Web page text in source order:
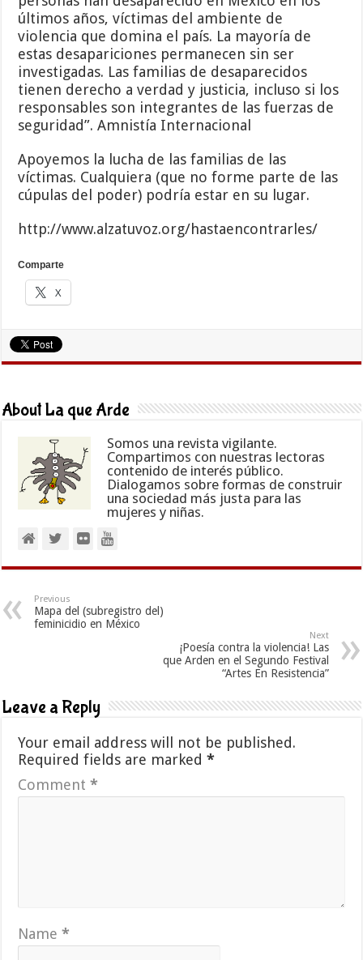
últimos años, víctimas del ambiente de
violencia que domina el país. La mayoría de
estas desapariciones permanecen sin ser
investigadas. Las familias de desaparecidos
tienen derecho a verdad y justicia, incluso si los
responsables son integrantes de las fuerzas de
seguridad”. Amnistía Internacional
Apoyemos la lucha de las familias de las
víctimas. Cualquiera (que no forme parte de las
cúpulas del poder) podría estar en su lugar.
http://www.alzatuvoz.org/hastaencontrarles/
Comparte
X
About La que Arde
Somos una revista vigilante.
Compartimos con nuestras lectoras
contenido de interés público.
Dialogamos sobre formas de construir
una sociedad más justa para las
mujeres y niñas.
Previous
Mapa del (subregistro del)
feminicidio en México
Next
¡Poesía contra la violencia! Las
que Arden en el Segundo Festival
“Artes En Resistencia”
Leave a Reply
Your email address will not be published.
Required fields are marked*
Comment*
Name*